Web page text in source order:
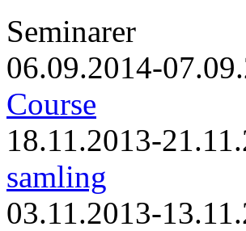
Seminarer
06.09.2014-
Course
18.11.2013-
samling
03.11.2013-